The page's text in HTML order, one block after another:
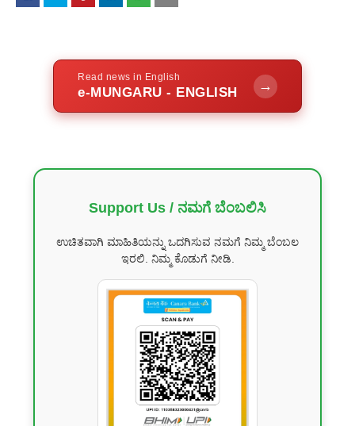
Read news in English
e-MUNGARU - ENGLISH →
Support Us / ನಮಗೆ ಬೆಂಬಲಿಸಿ
ಉಚಿತವಾಗಿ ಮಾಹಿತಿಯನ್ನು ಒದಗಿಸುವ ನಮಗೆ ನಿಮ್ಮ ಬೆಂಬಲ
ಇರಲಿ. ನಿಮ್ಮ ಕೊಡುಗೆ ನೀಡಿ.